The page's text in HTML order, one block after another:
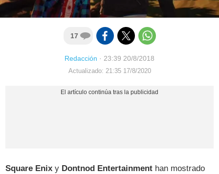
17
Redacción · 23:39 20/8/2018
Actualizado: 21:35 17/8/2020
Square Enix y Dontnod Entertainment han mostrado